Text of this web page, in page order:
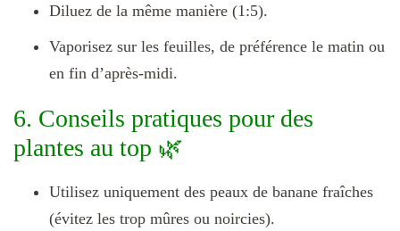
Diluez de la même manière (1:5).
Vaporisez sur les feuilles, de préférence le matin ou
en fin d’après-midi.
6. Conseils pratiques pour des
plantes au top 🌿
Utilisez uniquement des peaux de banane fraîches
(évitez les trop mûres ou noircies).